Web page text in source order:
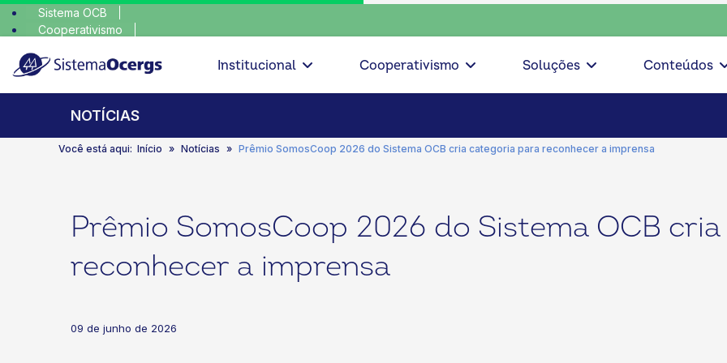
Sistema OCB
Cooperativismo
escolha consciente, escolha o coop • escolha consciente, escolha o
Institucional
Cooperativismo Soluções Conteúdos
NOTÍCIAS
Você está aqui: Início Notícias Prêmio SomosCoop 2026 do Sistema OCB cria categoria para reconhecer a imprensa
Prêmio SomosCoop 2026 do Sistema OCB
reconhecer a imprensa
09 de junho de 2026